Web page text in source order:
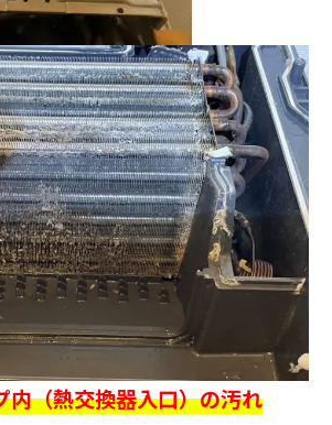
（熱交換器入口）の汚れ